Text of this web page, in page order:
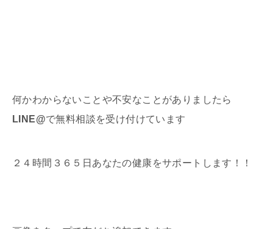
何かわからないことや不安なことがありましたら
LINE@で無料相談を受け付けています
２４時間３６５日あなたの健康をサポートします！！